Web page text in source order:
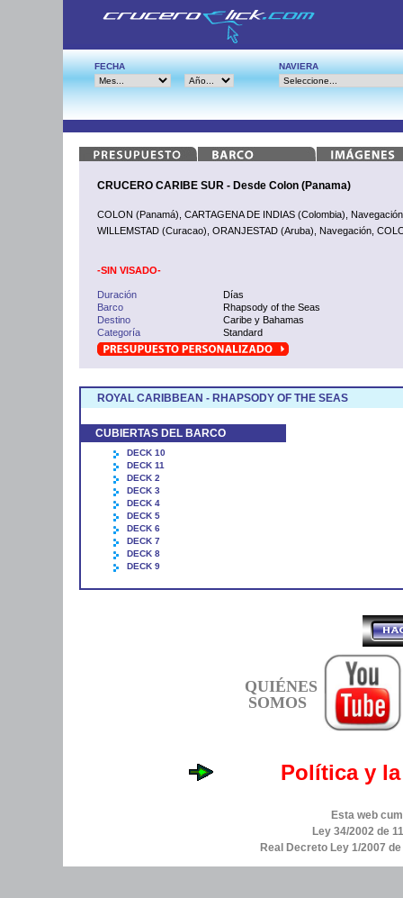
FECHA NAVIERA
CRUCERO CARIBE SUR - Desde Colon (Panama)
COLON (Panamá), CARTAGENA DE INDIAS (Colombia),
WILLEMSTAD (Curacao), ORANJESTAD (Aruba), Navegación,
-SIN VISADO-
Duración
Días
Barco
Rhapsody of the Seas
Destino
Caribe y Bahamas
Categoría
Standard
ROYAL CARIBBEAN - RHAPSODY OF THE SEAS
CUBIERTAS DEL BARCO
DECK 10
DECK 11
DECK 2
DECK 3
DECK 4
DECK 5
DECK 6
DECK 7
DECK 8
DECK 9
QUIÉNES
SOMOS
Política y
Esta web
Ley 34/2002 de
Real Decreto Ley 1/2007